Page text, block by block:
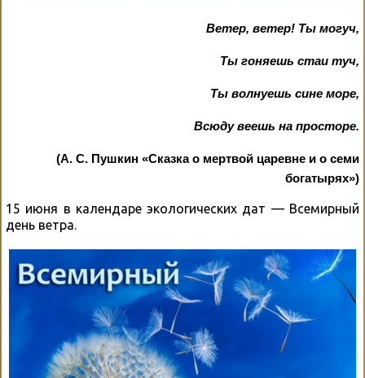
Ветер, ветер! Ты могуч,
Ты гоняешь стаи туч,
Ты волнуешь сине море,
Всюду веешь на просторе.
(А. С. Пушкин «Сказка о мертвой царевне и о семи
богатырях»)
15 июня в календаре экологических дат — Всемирный
день ветра.